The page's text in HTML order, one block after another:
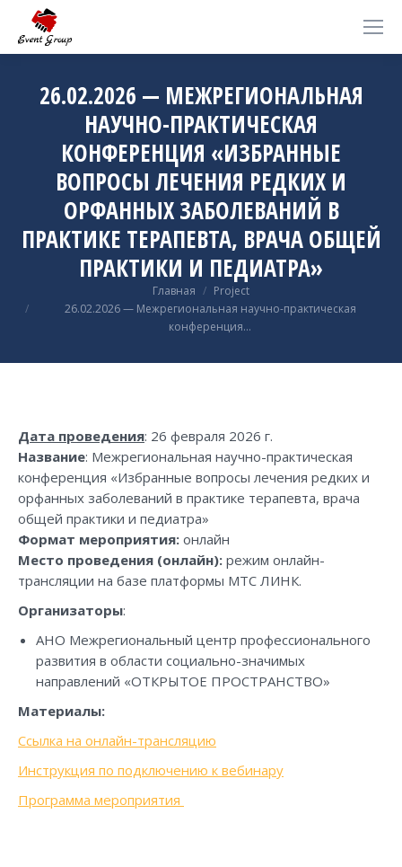
26.02.2026 — МЕЖРЕГИОНАЛЬНАЯ
НАУЧНО-ПРАКТИЧЕСКАЯ
КОНФЕРЕНЦИЯ «ИЗБРАННЫЕ
ВОПРОСЫ ЛЕЧЕНИЯ РЕДКИХ И
ОРФАННЫХ ЗАБОЛЕВАНИЙ В
ПРАКТИКЕ ТЕРАПЕВТА, ВРАЧА ОБЩЕЙ
ПРАКТИКИ И ПЕДИАТРА»
Главная
Project
26.02.2026 — Межрегиональная научно-практическая
конференция…
Дата проведения: 26 февраля 2026 г.
Название: Межрегиональная научно-практическая
конференция «Избранные вопросы лечения редких и
орфанных заболеваний в практике терапевта, врача
общей практики и педиатра»
Формат мероприятия: онлайн
Место проведения (онлайн): режим онлайн-
трансляции на базе платформы МТС ЛИНК.
Организаторы:
АНО Межрегиональный центр профессионального
развития в области социально-значимых
направлений «ОТКРЫТОЕ ПРОСТРАНСТВО»
Материалы:
Ссылка на онлайн-трансляцию
Инструкция по подключению к вебинару
Программа мероприятия